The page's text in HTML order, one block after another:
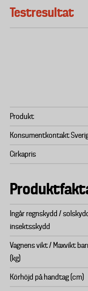
Testresultat
Produkt
Konsumentkontakt
Cirkapris
Ingår regnskydd /
insektsskydd
Vagnens vikt / Maxvikt
(kg)
Körhöjd på handtag (cm)